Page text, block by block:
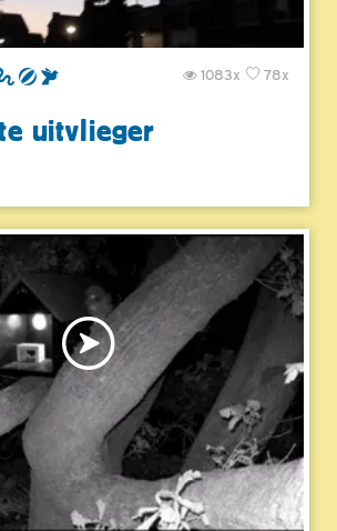
78x
1083x
uitvlieger